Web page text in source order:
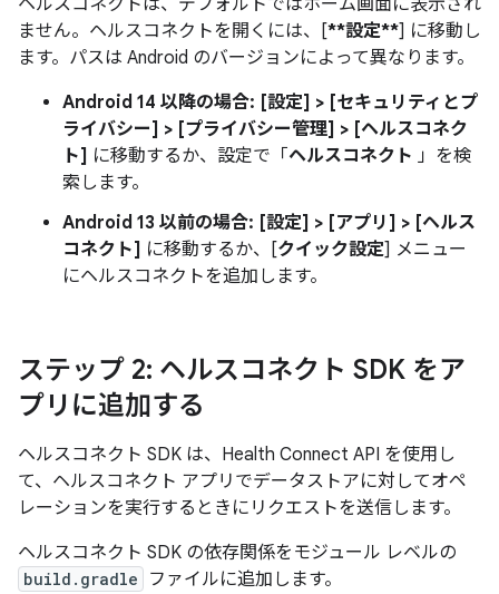
ヘルスコネクトは、デフォルトではホーム画面に表示され
ません。ヘルスコネクトを開くには、[**設定**] に移動し
ます。パスは Android のバージョンによって異なります。
Android 14 以降の場合: [設定] > [セキュリティとプ
ライバシー] > [プライバシー管理] > [ヘルスコネク
ト] に移動するか、設定で「 ヘルスコネクト 」を検
索します。
Android 13 以前の場合: [設定] > [アプリ] > [ヘルス
コネクト] に移動するか、[クイック設定] メニュー
にヘルスコネクトを追加します。
ステップ 2: ヘルスコネクト SDK をア
プリに追加する
ヘルスコネクト SDK は、Health Connect API を使用し
て、ヘルスコネクト アプリでデータストアに対してオペ
レーションを実行するときにリクエストを送信します。
ヘルスコネクト SDK の依存関係をモジュール レベルの
build.gradle ファイルに追加します。